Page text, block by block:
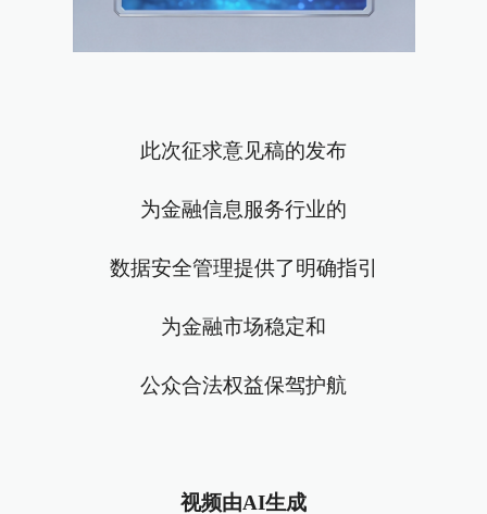
此次征求意见稿的发布
为金融信息服务行业的
数据安全管理提供了明确指引
为金融市场稳定和
公众合法权益保驾护航
视频由AI生成